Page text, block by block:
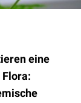
eine